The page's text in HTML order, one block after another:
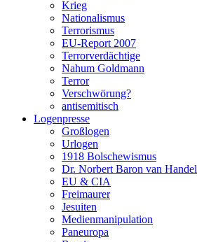
Krieg
Nationalismus
Terrorismus
EU-Report 2007
Terrorverdächtige
Nahum Goldmann
Terror
Verschwörung?
antisemitisch
Logenpresse
Großlogen
Urlogen
1918 Bolschewismus
Dr. Norbert Baron van Handel
EU & CIA
Freimaurer
Jesuiten
Medienmanipulation
Paneuropa